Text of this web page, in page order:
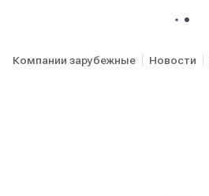
Компании зарубежные Новости